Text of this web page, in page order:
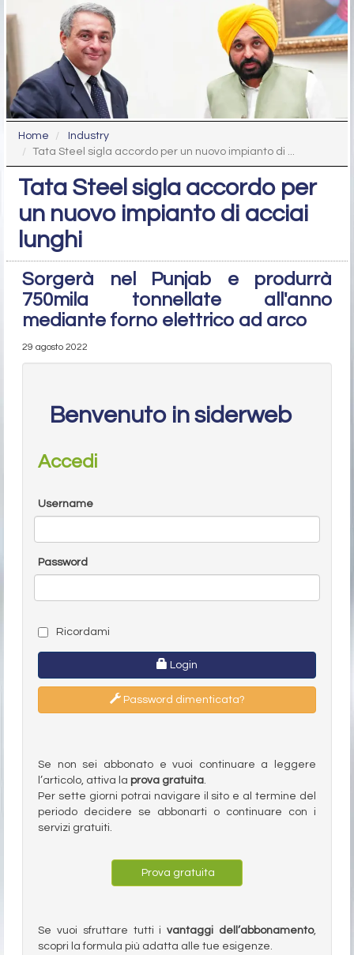
Home
Industry
Tata Steel sigla accordo per un nuovo impianto di ...
Tata Steel sigla accordo per
un nuovo impianto di acciai
lunghi
Sorgerà nel Punjab e produrrà
750mila tonnellate all'anno
mediante forno elettrico ad arco
29 agosto 2022
Benvenuto in siderweb
Accedi
Username
Password
Ricordami
Login
Password dimenticata?
Se non sei abbonato e vuoi continuare a leggere
l’articolo, attiva la prova gratuita.
Per sette giorni potrai navigare il sito e al termine del
periodo decidere se abbonarti o continuare con i
servizi gratuiti.
Prova gratuita
Se vuoi sfruttare tutti ivantaggi dell’abbonamento,
scopri la formula più adatta alle tue esigenze.